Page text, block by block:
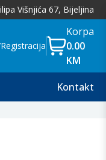
Višnjića 67, Bijeljina
Registracija
Korpa
0.00
KM
Kontakt